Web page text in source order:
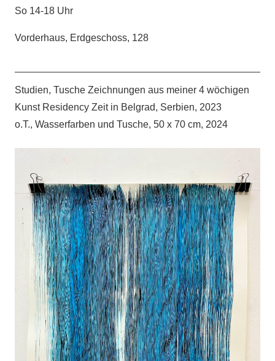
So 14-18 Uhr
Vorderhaus, Erdgeschoss, 128
Studien, Tusche Zeichnungen aus meiner 4 wöchigen
Kunst Residency Zeit in Belgrad, Serbien, 2023
o.T., Wasserfarben und Tusche, 50 x 70 cm, 2024